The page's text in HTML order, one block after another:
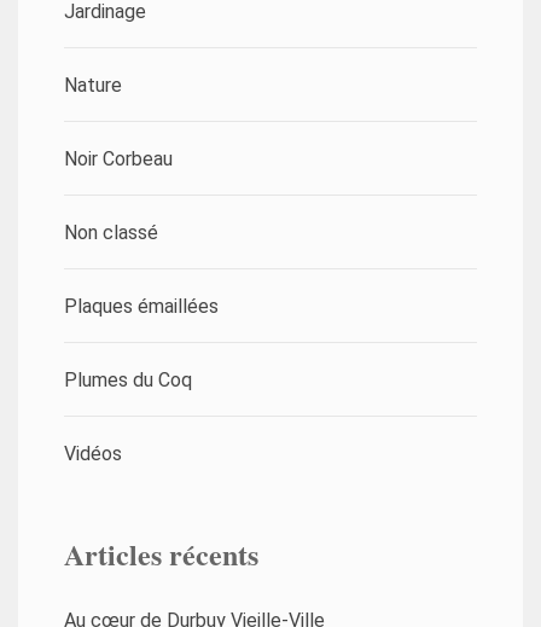
Jardinage
Nature
Noir Corbeau
Non classé
Plaques émaillées
Plumes du Coq
Vidéos
Articles récents
Au cœur de Durbuy Vieille-Ville